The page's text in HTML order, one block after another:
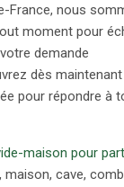
France, nous
moment pour
demande
dès maintenant
pour répondre à
maison pour
cave,